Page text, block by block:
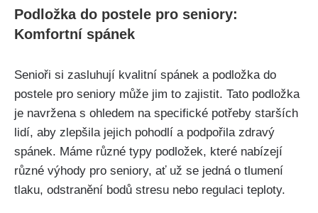
Podložka do⁢ postele pro seniory:
Komfortní spánek
Senioři ⁣si zasluhují kvalitní spánek a podložka do
postele pro seniory ‌může jim to zajistit. Tato podložka
je navržena ‌s⁤ ohledem ⁤na ⁣specifické potřeby‌ starších
lidí, ⁤aby zlepšila‍ jejich pohodlí a podpořila zdravý
spánek. ‌Máme různé typy podložek, které nabízejí​
různé výhody pro seniory, ať už se jedná o tlumení
tlaku, odstranění bodů stresu nebo regulaci‌ teploty. ⁣